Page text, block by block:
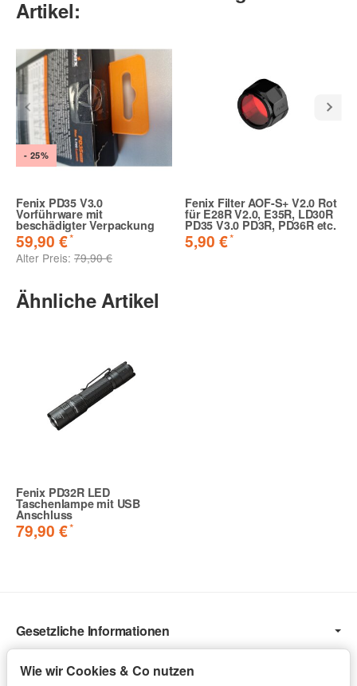
Bitte beachten Sie unsere Datenschutzerklärung
Benachrichtigung anfordern
Artikel:
- 25%
Fenix PD35 V3.0
Vorführware mit
beschädigter Verpackung
59,90 €*
Alter Preis: 79,90 €
Fenix Filter AOF-S+ V2.0 Rot
für E28R V2.0, E35R, LD30R
PD35 V3.0 PD3R, PD36R etc.
5,90 €*
Ähnliche Artikel
Fenix PD32R LED
Taschenlampe mit USB
Anschluss
79,90 €*
Gesetzliche Informationen
Informationen
Service
Wie wir Cookies & Co nutzen